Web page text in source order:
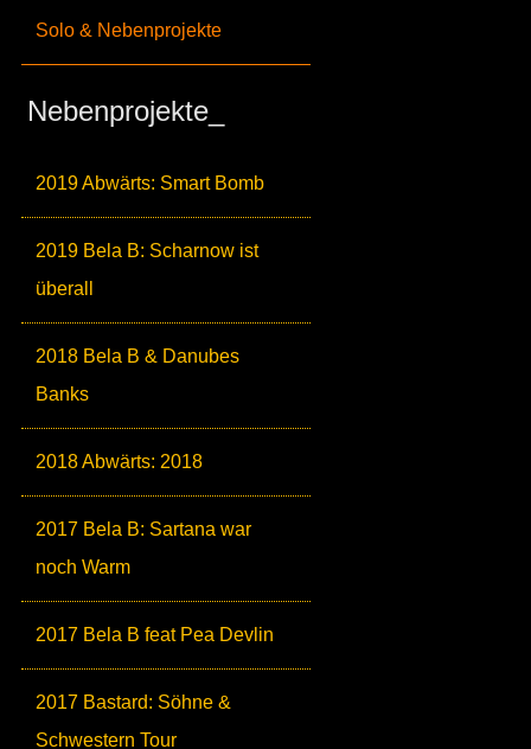
Solo & Nebenprojekte
Nebenprojekte_
2019 Abwärts: Smart Bomb
2019 Bela B: Scharnow ist
überall
2018 Bela B & Danubes
Banks
2018 Abwärts: 2018
2017 Bela B: Sartana war
noch Warm
2017 Bela B feat Pea Devlin
2017 Bastard: Söhne &
Schwestern Tour